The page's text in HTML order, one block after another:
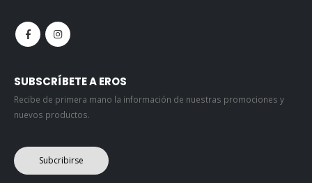
SUBSCRÍBETE A EROS
Recibe de primera mano la información de nuestras promociones y
nuevos productos.
Subcribirse